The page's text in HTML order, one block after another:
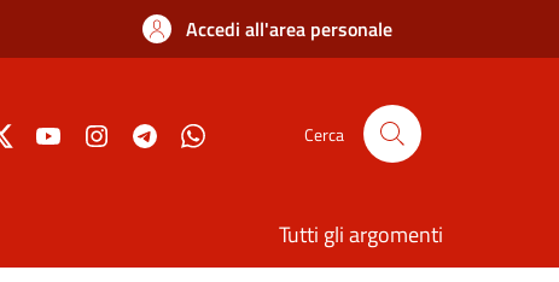
Accedi all'area personale
Cerca
Tutti gli argomenti